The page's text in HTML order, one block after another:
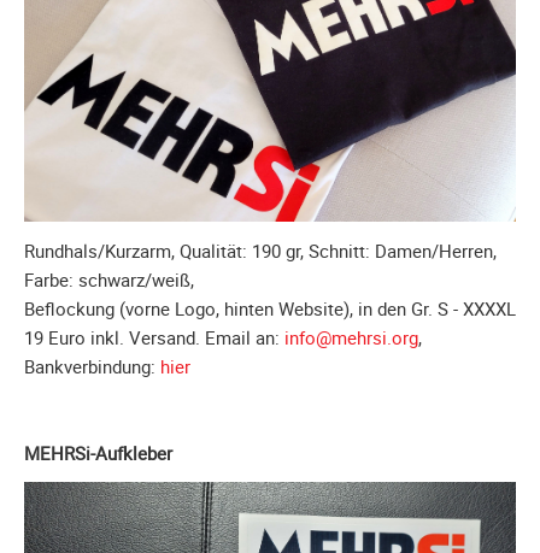
2022
Galerie
2021
Galerie
Galerie
2018
Galerie
2017
Galerie
2015
Galerie
2014
Rundhals/Kurzarm, Qualität: 190 gr, Schnitt: Damen/Herren,
Farbe: schwarz/weiß,
Beflockung (vorne Logo, hinten Website), in den Gr. S - XXXXL
19 Euro inkl. Versand. Email an: info@mehrsi.org,
Bankverbindung: hier
MEHRSi-Aufkleber